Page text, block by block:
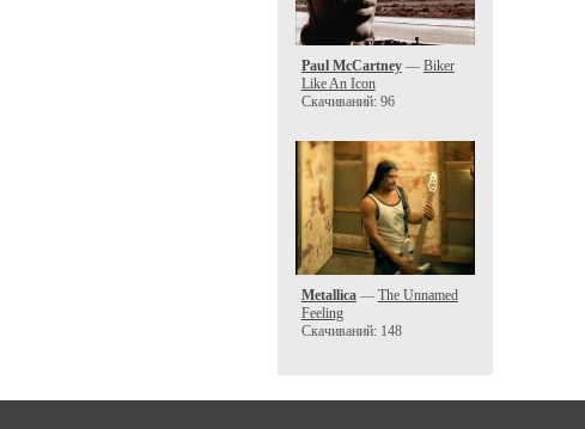
Paul McCartney— Biker
Like An Icon
Скачиваний: 96
Metallica— The Unnamed
Feeling
Скачиваний: 148